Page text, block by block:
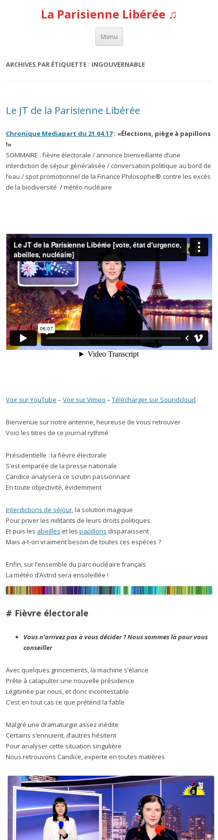
La Parisienne Libérée ♫
Menu
Aller au contenu
ARCHIVES PAR ÉTIQUETTE : INGOUVERNABLE
Le JT de la Parisienne Libérée
Chronique Mediapart du 21.04.17: «Élections, piège à papillons
!»
SOMMAIRE : fièvre électorale / annonce bienveillante d’une
interdiction de séjour généralisée / conversation politique au bord de
l’eau / spot promotionnel de la Finance Philosophe® contre les excès
de la biodiversité / météo nucléaire
Voir sur YouTube – Voir sur Vimeo – Télécharger sur Soundcloud
Bienvenue sur notre antenne, heureuse de vous retrouver
Voici les titres de ce journal rythmé
Présidentielle : la fièvre électorale
S’est emparée de la presse nationale
Candice analysera ce scrutin passionnant
En toute objectivité, évidemment
Interdictions de séjour, la solution magique
Pour priver les militants de leurs droits politiques
Et puis les abeilles et les papillons disparaissent
Mais a-t-on vraiment besoin de toutes ces espèces ?
Enfin, sur l’ensemble du parc nucléaire français
La météo d’Astrid sera ensoleillée !
# Fièvre électorale
Vous n’arrivez pas à vous décider ? Nous sommes là pour vous
conseiller
Avec quelques grincements, la machine s’élance
Prête à catapulter une nouvelle présidence
Légitimée par nous, et donc incontestable
C’est en tout cas ce que prétend la fable
Malgré une dramaturgie assez inédite
Certains s’ennuient, d’autres hésitent
Pour analyser cette situation singulière
Nous retrouvons Candice, experte en toutes matières